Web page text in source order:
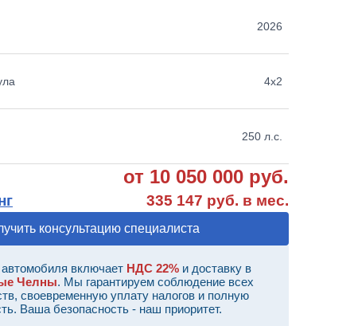
2026
4х2
250 л.с.
от 10 050 000 руб.
335 147 руб. в мес.
консультацию специалиста
включает НДС 22% и доставку в
Челны. Мы гарантируем соблюдение всех
своевременную уплату налогов и полную
Ваша безопасность - наш приоритет.